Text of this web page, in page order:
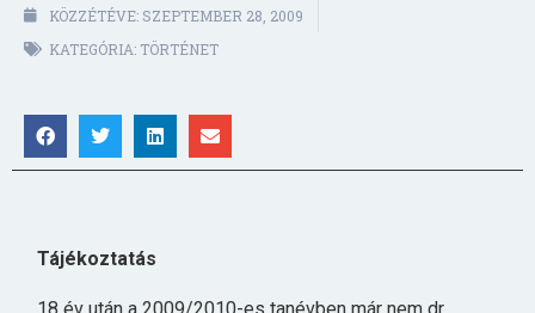
KÖZZÉTÉVE: SZEPTEMBER 28, 2009
KATEGÓRIA: TÖRTÉNET
Tájékoztatás